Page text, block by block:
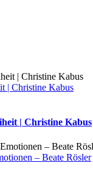
| Christine Kabus
| Christine Kabus
– Beate Rösler